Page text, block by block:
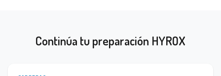
Continúa tu preparación HYROX